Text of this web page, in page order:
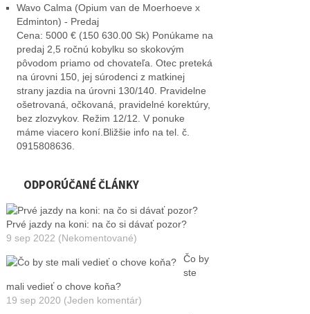
Wavo Calma (Opium van de Moerhoeve x
Edminton) - Predaj
Cena: 5000 € (150 630.00 Sk) Ponúkame na
predaj 2,5 ročnú kobylku so skokovým
pôvodom priamo od chovateľa. Otec preteká
na úrovni 150, jej súrodenci z matkinej
strany jazdia na úrovni 130/140. Pravidelne
ošetrovaná, očkovaná, pravidelné korektúry,
bez zlozvykov. Režim 12/12. V ponuke
máme viacero koní.Bližšie info na tel. č.
0915808636.
ODPORÚČANÉ ČLÁNKY
Prvé jazdy na koni: na čo si dávať pozor?
9 sep 2022 (Nekomentované)
Čo by
ste
mali vedieť o chove koňa?
19 sep 2020 (Jeden komentár)